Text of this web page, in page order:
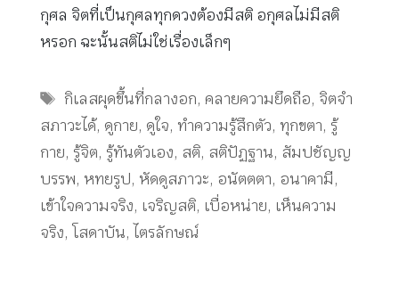
กุศล จิตที่เป็นกุศลทุกดวงต้องมีสติ อกุศลไม่มีสติ
หรอก ฉะนั้นสติไม่ใช่เรื่องเล็กๆ
Tags
กิเลสผุดขึ้นที่กลางอก,คลายความยึดถือ, จิตจำ
สภาวะได้, ดูกาย, ดูใจ, ทำความรู้สึกตัว, ทุกขตา, รู้
กาย, รู้จิต, รู้ทันตัวเอง, สติ, สติปัฏฐาน, สัมปชัญญ
บรรพ, หทยรูป, หัดดูสภาวะ, อนัตตตา, อนาคามี,
เข้าใจความจริง, เจริญสติ, เบื่อหน่าย, เห็นความ
จริง, โสดาบัน, ไตรลักษณ์